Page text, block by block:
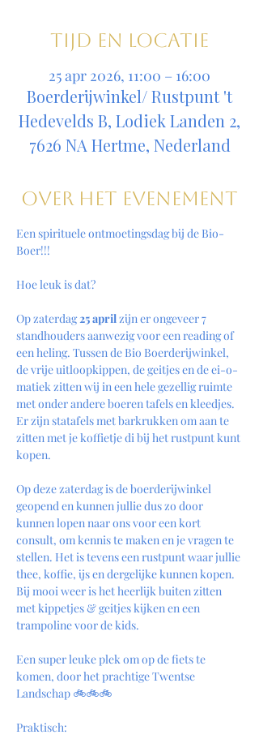
Tijd en locatie
25 apr 2026, 11:00 – 16:00
Boerderijwinkel/ Rustpunt 't
Hedevelds B, Lodiek Landen 2,
7626 NA Hertme, Nederland
Over het evenement
Een spirituele ontmoetingsdag bij de Bio-
Boer!!!
Hoe leuk is dat?
Op zaterdag 25 april zijn er ongeveer 7
standhouders aanwezig voor een reading of
een heling. Tussen de Bio Boerderijwinkel,
de vrije uitloopkippen, de geitjes en de ei-o-
matiek zitten wij in een hele gezellig ruimte
met onder andere boeren tafels en kleedjes.
Er zijn statafels met barkrukken om aan te
zitten met je koffietje di bij het rustpunt kunt
kopen.
Op deze zaterdag is de boerderijwinkel
geopend en kunnen jullie dus zo door
kunnen lopen naar ons voor een kort
consult, om kennis te maken en je vragen te
stellen. Het is tevens een rustpunt waar jullie
thee, koffie, ijs en dergelijke kunnen kopen.
Bij mooi weer is het heerlijk buiten zitten
met kippetjes & geitjes kijken en een
trampoline voor de kids.
Een super leuke plek om op de fiets te
komen, door het prachtige Twentse
Landschap 🚲🚲🚲
Praktisch: